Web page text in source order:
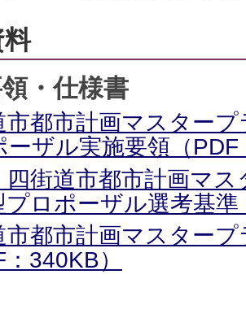
料
・仕様書
市都市計画マスター
ーザル実施要領（
街道市都市計画マス
プロポーザル選考基
市都市計画マスター
：340KB）